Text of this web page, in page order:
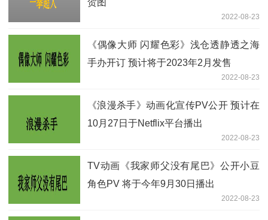
2022-08-23
《偶像大师 闪耀色彩》浅仓透静透之海
手办开订 预计将于2023年2月发售
2022-08-23
《浪漫杀手》动画化宣传PV公开 预计在
10月27日于Netflix平台播出
2022-08-23
TV动画《我家师父没有尾巴》公开小豆
角色PV 将于今年9月30日播出
2022-08-23